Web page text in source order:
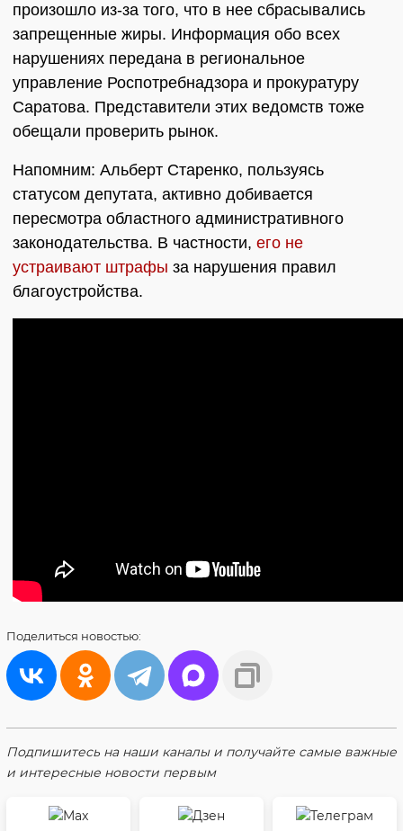
произошло из-за того, что в нее сбрасывались
запрещенные жиры. Информация обо всех
нарушениях передана в региональное
управление Роспотребнадзора и прокуратуру
Саратова. Представители этих ведомств тоже
обещали проверить рынок.
Напомним: Альберт Старенко, пользуясь
статусом депутата, активно добивается
пересмотра областного административного
законодательства. В частности, его не
устраивают штрафы за нарушения правил
благоустройства.
Поделиться новостью:
Подпишитесь на наши каналы и получайте самые важные
и интересные новости первым